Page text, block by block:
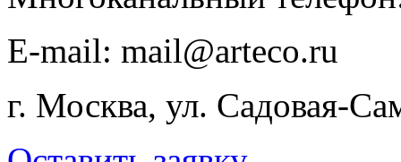
E-​mail: mail@arteco.ru
г. Москва, ул. Садовая-